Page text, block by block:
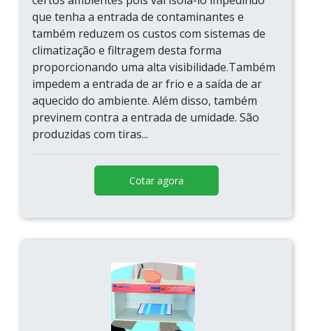
que tenha a entrada de contaminantes e
também reduzem os custos com sistemas de
climatização e filtragem desta forma
proporcionando uma alta visibilidade.Também
impedem a entrada de ar frio e a saída de ar
aquecido do ambiente. Além disso, também
previnem contra a entrada de umidade. São
produzidas com tiras...
Cotar agora